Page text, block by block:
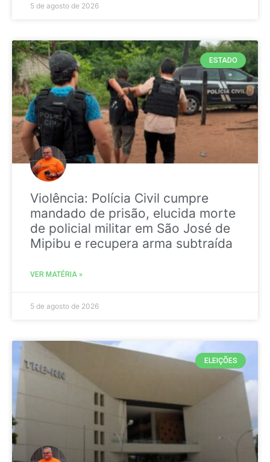
5 de agosto de 2026
ESTADO
Violência: Polícia Civil cumpre
mandado de prisão, elucida morte
de policial militar em São José de
Mipibu e recupera arma subtraída
VER MATÉRIA »
5 de agosto de 2026
ELEIÇÕES